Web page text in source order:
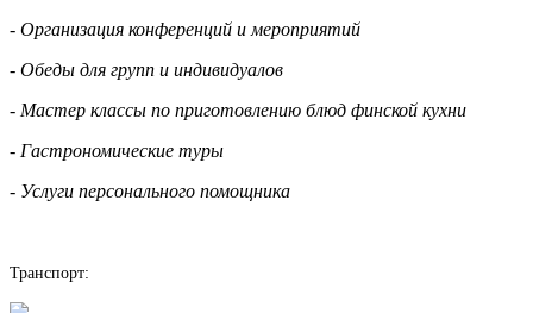
- Организация конференций и мероприятий
- Обеды для групп и индивидуалов
- Мастер классы по приготовлению блюд финской кухни
- Гастрономические туры
- Услуги персонального помощника
Транспорт: